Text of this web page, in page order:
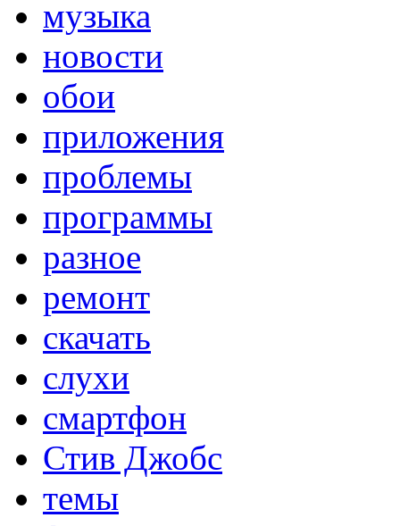
музыка
новости
обои
приложения
проблемы
программы
разное
ремонт
скачать
слухи
смартфон
Стив Джобс
темы